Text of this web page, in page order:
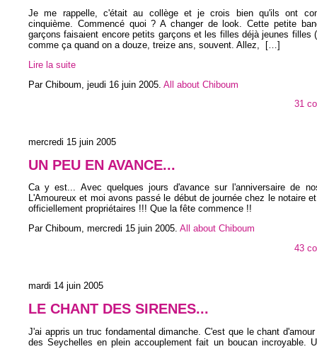
Je me rappelle, c'était au collège et je crois bien qu'ils ont
cinquième. Commencé quoi ? A changer de look. Cette petite
garçons faisaient encore petits garçons et les filles déjà jeunes filles
comme ça quand on a douze, treize ans, souvent. Allez,
[…]
Lire la suite
Par Chiboum, jeudi 16 juin 2005 All about Chiboum
31
mercredi 15 juin 2005
UN PEU EN AVANCE...
Ca y est... Avec quelques jours d'avance sur l'anniversaire de
L'Amoureux et moi avons passé le début de journée chez le notaire
officiellement propriétaires !!! Que la fête commence !!
Par Chiboum, mercredi 15 juin 2005. All about Chiboum
43
mardi 14 juin 2005
LE CHANT DES SIRENES...
J'ai appris un truc fondamental dimanche. C'est que le chant
des Seychelles en plein accouplement fait un boucan incroyable.